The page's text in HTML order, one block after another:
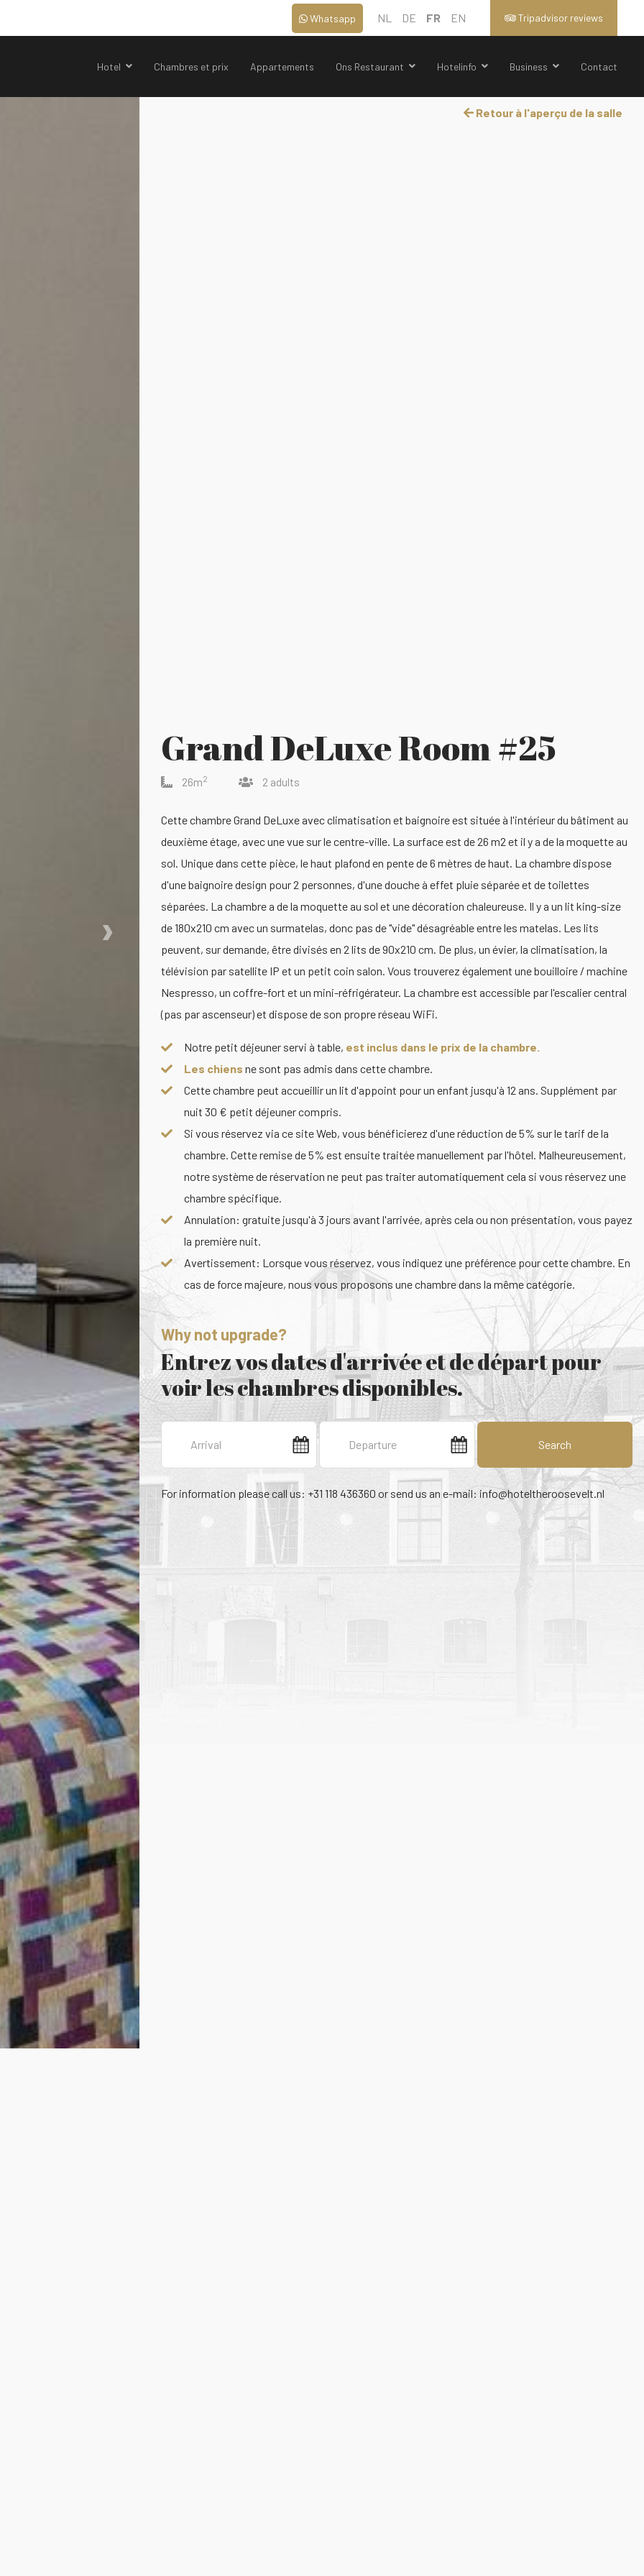
Tripadvisor reviews
NL DE FR EN
Whatsapp
Hotel Chambres et prix Appartements Ons Restaurant Hotelinfo Business Contact
Retour à l'aperçu de la salle
›
Grand DeLuxe Room #25
26m2 2 adults
Cette chambre Grand DeLuxe avec climatisation et baignoire est située à l'intérieur du bâtiment au
deuxième étage, avec une vue sur le centre-ville. La surface est de 26 m2 et il y a de la moquette au
sol. Unique dans cette pièce, le haut plafond en pente de 6 mètres de haut. La chambre dispose
d'une baignoire design pour 2 personnes, d'une douche à effet pluie séparée et de toilettes
séparées. La chambre a de la moquette au sol et une décoration chaleureuse. Il y a un lit king-size
de 180x210 cm avec un surmatelas, donc pas de "vide" désagréable entre les matelas. Les lits
peuvent, sur demande, être divisés en 2 lits de 90x210 cm. De plus, un évier, la climatisation, la
télévision par satellite IP et un petit coin salon. Vous trouverez également une bouilloire / machine
Nespresso, un coffre-fort et un mini-réfrigérateur. La chambre est accessible par l'escalier central
(pas par ascenseur) et dispose de son propre réseau WiFi.
Notre petit déjeuner servi à table, est inclus dans le prix de la chambre.
Les chiens ne sont pas admis dans cette chambre.
Cette chambre peut accueillir un lit d'appoint pour un enfant jusqu'à 12 ans. Supplément par
nuit 30 € petit déjeuner compris.
Si vous réservez via ce site Web, vous bénéficierez d'une réduction de 5% sur le tarif de la
chambre. Cette remise de 5% est ensuite traitée manuellement par l'hôtel. Malheureusement,
notre système de réservation ne peut pas traiter automatiquement cela si vous réservez une
chambre spécifique.
Annulation: gratuite jusqu'à 3 jours avant l'arrivée, après cela ou non présentation, vous payez
la première nuit.
Avertissement: Lorsque vous réservez, vous indiquez une préférence pour cette chambre. En
cas de force majeure, nous vous proposons une chambre dans la même catégorie.
Why not upgrade?
Entrez vos dates d'arrivée et de départ pour
voir les chambres disponibles.
Search
For information please call us: +31 118 436360 or send us an e-mail:info@hoteltheroosevelt.nl